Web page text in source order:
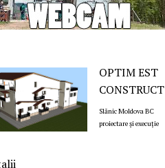
OPTIM EST
CONSTRUCT
Slănic Moldova BC
proiectare și execuție